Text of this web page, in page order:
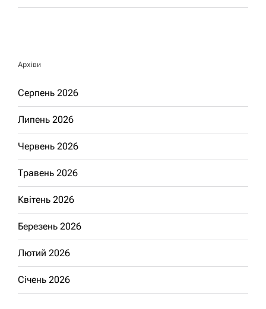
Архіви
Серпень 2026
Липень 2026
Червень 2026
Травень 2026
Квітень 2026
Березень 2026
Лютий 2026
Січень 2026